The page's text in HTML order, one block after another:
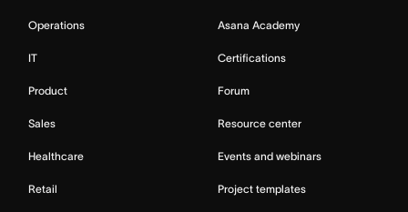
Operations
IT
Product
Sales
Healthcare
Retail
Asana Academy
Certifications
Forum
Resource center
Events and webinars
Project templates